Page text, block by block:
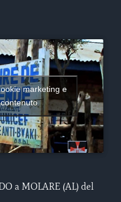
marketing e
a MOLARE (AL) del